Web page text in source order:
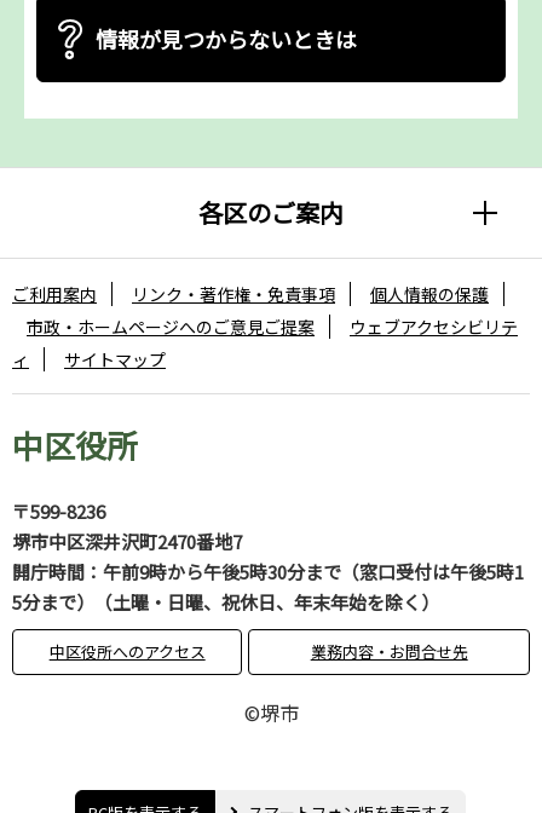
情報が見つからないときは
各区のご案内
中区役所
〒599-8236
堺市中区深井沢町2470番地7
開庁時間：午前9時から午後5時30分まで（窓口受付は午後5時1
5分まで）（土曜・日曜、祝休日、年末年始を除く）
中区役所へのアクセス 業務内容・お問合せ先
ご利用案内 リンク・著作権・免責事項
個人情報の保護
市政・ホームページへのご意見ご提案
ウェブアクセシビリテ
ィ
サイトマップ
©堺市